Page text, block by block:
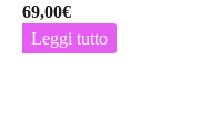
69,00€
Leggi tutto